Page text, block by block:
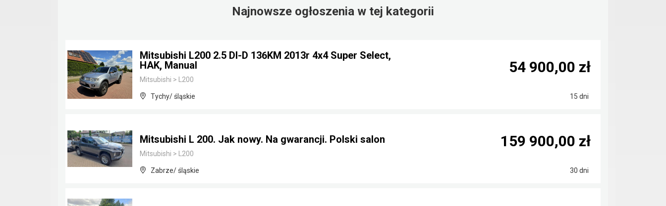
Najnowsze ogłoszenia w tej kategorii
Mitsubishi L200 2.5 DI-D 136KM 2013r 4x4 Super Select,
HAK, Manual
Mitsubishi > L200
Tychy/ śląskie 15 dni
54 900,00 zł
Mitsubishi L 200. Jak nowy. Na gwarancji. Polski salon
Mitsubishi > L200
Zabrze/ śląskie 30 dni
159 900,00 zł